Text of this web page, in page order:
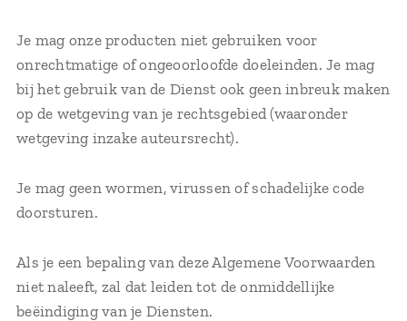
Je mag onze producten niet gebruiken voor
onrechtmatige of ongeoorloofde doeleinden. Je mag
bij het gebruik van de Dienst ook geen inbreuk maken
op de wetgeving van je rechtsgebied (waaronder
wetgeving inzake auteursrecht).
Je mag geen wormen, virussen of schadelijke code
doorsturen.
Als je een bepaling van deze Algemene Voorwaarden
niet naleeft, zal dat leiden tot de onmiddellijke
beëindiging van je Diensten.